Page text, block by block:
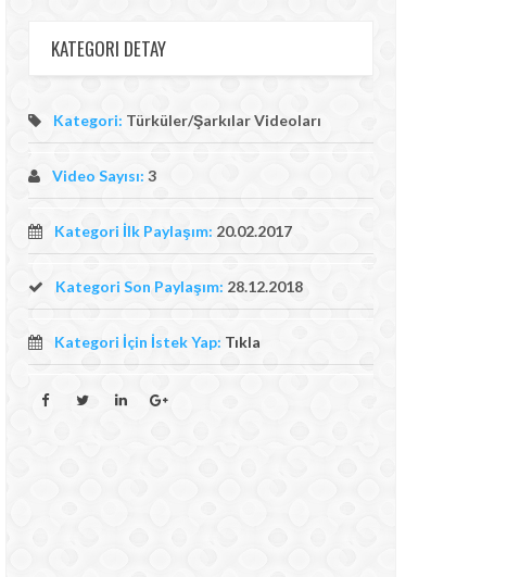
KATEGORI DETAY
Kategori: Türküler/Şarkılar Videoları
Video Sayısı: 3
Kategori İlk Paylaşım: 20.02.2017
Kategori Son Paylaşım: 28.12.2018
Kategori İçin İstek Yap: Tıkla